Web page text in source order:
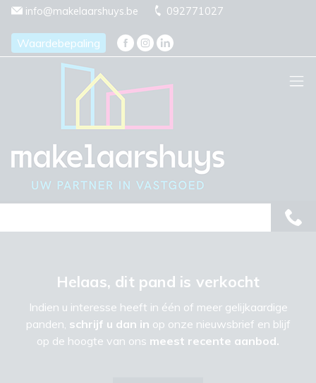
Menu overslaan en naar de inhoud gaan
info@makelaarshuys.be 092771027
Waardebepaling
Helaas, dit pand is verkocht
Indien u interesse heeft in één of meer gelijkaardige
panden, schrijf u dan in op onze nieuwsbrief en blijf
op de hoogte van ons meest recente aanbod.